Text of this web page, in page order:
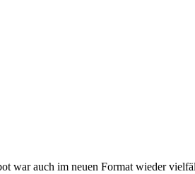
war auch im neuen Format wieder